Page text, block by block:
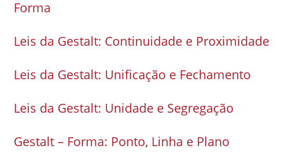
Forma
Leis da Gestalt: Continuidade e Proximidade
Leis da Gestalt: Unificação e Fechamento
Leis da Gestalt: Unidade e Segregação
Gestalt – Forma: Ponto, Linha e Plano